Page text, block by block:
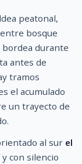
peatonal,
bosque
durante
antes de
tramos
el acumulado
un trayecto de
al sur el
y con silencio